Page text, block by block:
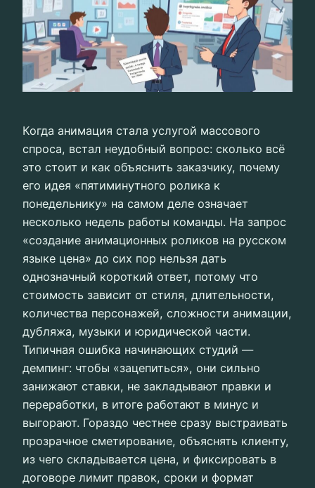
Когда анимация стала услугой массового
спроса, встал неудобный вопрос: сколько всё
это стоит и как объяснить заказчику, почему
его идея «пятиминутного ролика к
понедельнику» на самом деле означает
несколько недель работы команды. На запрос
«создание анимационных роликов на русском
языке цена» до сих пор нельзя дать
однозначный короткий ответ, потому что
стоимость зависит от стиля, длительности,
количества персонажей, сложности анимации,
дубляжа, музыки и юридической части.
Типичная ошибка начинающих студий —
демпинг: чтобы «зацепиться», они сильно
занижают ставки, не закладывают правки и
переработки, в итоге работают в минус и
выгорают. Гораздо честнее сразу выстраивать
прозрачное сметирование, объяснять клиенту,
из чего складывается цена, и фиксировать в
договоре лимит правок, сроки и формат